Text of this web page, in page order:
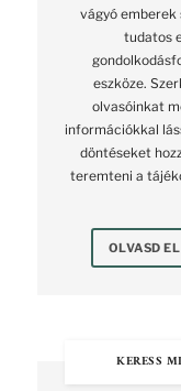
vágyó emberek
tudatos
eszköze.
olvasóinkat
információkkal
döntéseket
teremteni a
OLVASD
KERESS